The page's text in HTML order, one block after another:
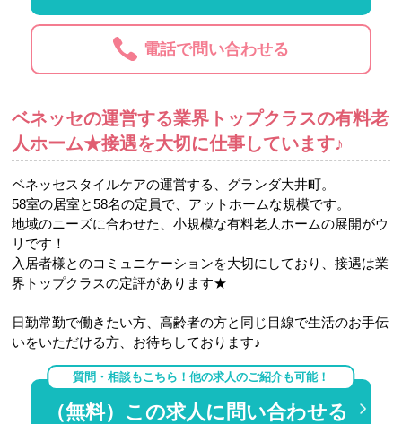
電話で問い合わせる
ベネッセの運営する業界トップクラスの有料老
人ホーム★接遇を大切に仕事しています♪
ベネッセスタイルケアの運営する、グランダ大井町。
58室の居室と58名の定員で、アットホームな規模です。
地域のニーズに合わせた、小規模な有料老人ホームの展開がウ
リです！
入居者様とのコミュニケーションを大切にしており、接遇は業
界トップクラスの定評があります★
日勤常勤で働きたい方、高齢者の方と同じ目線で生活のお手伝
いをいただける方、お待ちしております♪
質問・相談もこちら！他の求人のご紹介も可能！
（無料）この求人に問い合わせる